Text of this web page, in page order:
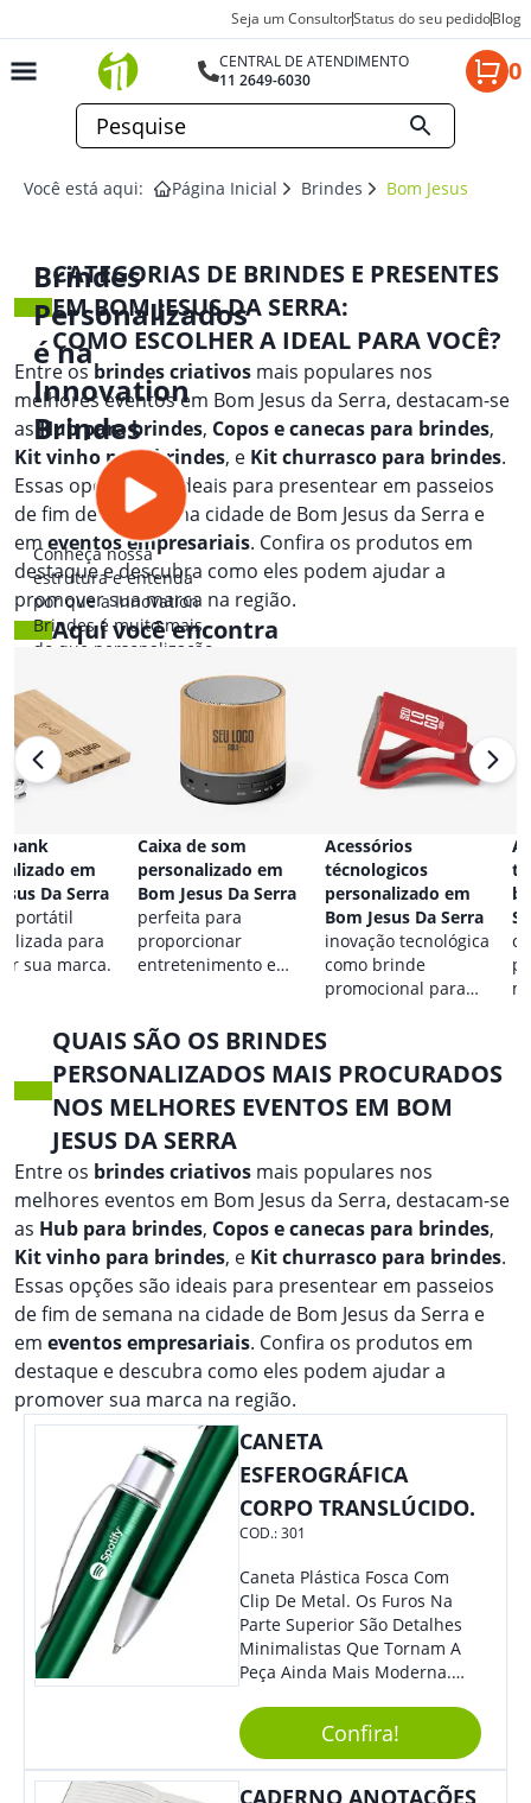
Seja um ConsultorStatus do seu pedidoBlog
CENTRAL DE ATENDIMENTO
11 2649-6030
0
Você está aqui: Página Inicial Brindes Bom Jesus Da
Brindes
Personalizados
é na
Innovation
Brindes
Conheça nossa
estrutura e entenda
por que a Innovation
Brindes é muito mais
do que personalização.
CATEGORIAS DE BRINDES E PRESENTES
EM BOM JESUS DA SERRA:
COMO ESCOLHER A IDEAL PARA VOCÊ?
Entre osbrindes criativos mais populares nos
melhores eventos em Bom Jesus da Serra, destacam-se
as Hub para brindes, Copos e canecas para brindes,
Kit vinho para brindes, e Kit churrasco para brindes.
Essas opções são ideais para presentear em passeios
de fim de semana na cidade de Bom Jesus da Serra e
emeventos empresariais. Confira os produtos em
destaque e descubra como eles podem ajudar a
promover sua marca na região.
Aqui você encontra
bank
em
Da Serra
portátil
para
sua marca.
Caixa de som
personalizado em
Bom Jesus Da Serra
perfeita para
proporcionar
entretenimento e
Acessórios
técnologicos
personalizado em
Bom Jesus Da Serra
inovação tecnológica
como brinde
promocional para
QUAIS SÃO OS BRINDES
PERSONALIZADOS MAIS PROCURADOS
NOS MELHORES EVENTOS EM BOM
JESUS DA SERRA
Entre os brindes criativos mais populares nos
melhores eventos em Bom Jesus da Serra, destacam-se
as Hub para brindes, Copos e canecas para brindes,
Kit vinho para brindes, e Kit churrasco para brindes.
Essas opções são ideais para presentear em passeios
de fim de semana na cidade de Bom Jesus da Serra e
em eventos empresariais. Confira os produtos em
destaque e descubra como eles podem ajudar a
promover sua marca na região.
CANETA
ESFEROGRÁFICA
CORPO TRANSLÚCIDO.
COD.:301
Caneta Plástica Fosca Com
Clip De Metal. Os Furos Na
Parte Superior São Detalhes
Minimalistas Que Tornam A
Peça Ainda Mais Moderna.
Em Que Deseja Presentear
Seus Convidados E Clientes.
Acionamento Por Clic.
Confira!
CADERNO ANOTAÇÕES